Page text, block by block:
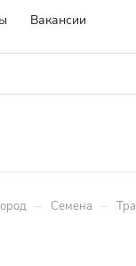
Вакансии
– Семена –